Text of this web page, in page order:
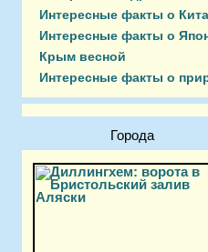
Интересные факты о
Интересные факты о
Крым весной
Интересные факты о
Города